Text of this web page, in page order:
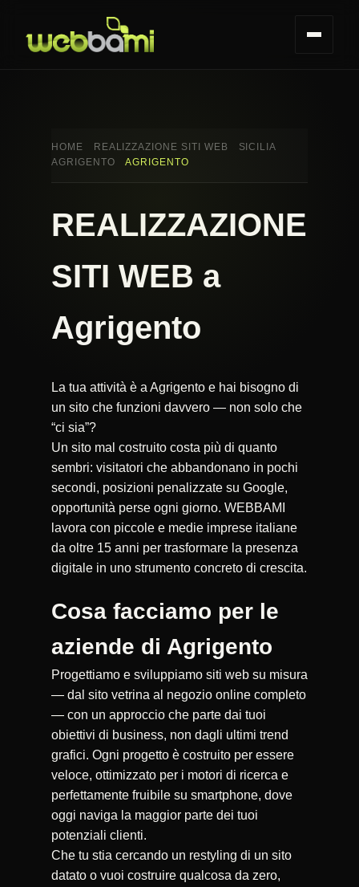
HOME REALIZZAZIONE SITI WEB
SICILIA
AGRIGENTO
AGRIGENTO
REALIZZAZIONE
SITI WEB a
Agrigento
La tua attività è a Agrigento e hai bisogno di
un sito che funzioni davvero — non solo che
“ci sia”?
Un sito mal costruito costa più di quanto
sembri: visitatori che abbandonano in pochi
secondi, posizioni penalizzate su Google,
opportunità perse ogni giorno. WEBBAMI
lavora con piccole e medie imprese italiane
da oltre 15 anni per trasformare la presenza
digitale in uno strumento concreto di crescita.
Cosa facciamo per le
aziende di Agrigento
Progettiamo e sviluppiamo siti web su misura
— dal sito vetrina al negozio online completo
— con un approccio che parte dai tuoi
obiettivi di business, non dagli ultimi trend
grafici. Ogni progetto è costruito per essere
veloce, ottimizzato per i motori di ricerca e
perfettamente fruibile su smartphone, dove
oggi naviga la maggior parte dei tuoi
potenziali clienti.
Che tu stia cercando un restyling di un sito
datato o vuoi costruire qualcosa da zero,